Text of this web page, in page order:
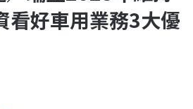
看好車用業務3大優